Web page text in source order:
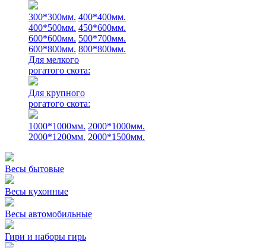
300*300мм. 400*400мм.
400*500мм. 450*600мм.
600*600мм. 500*700мм.
600*800мм. 800*800мм.
Для мелкого
рогатого скота:
Для крупного
рогатого скота:
1000*1000мм. 2000*1000мм.
2000*1200мм. 2000*1500мм.
Весы бытовые
Весы кухонные
Весы автомобильные
Гири и наборы гирь